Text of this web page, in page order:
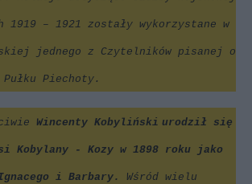
1919 – 1921 zostały wykorzystane w
jednego z Czytelników pisanej o
Piechoty.
Wincenty Kobyliński urodził się
Kobylany - Kozy w 1898 roku jako
i Barbary. Wśród wielu